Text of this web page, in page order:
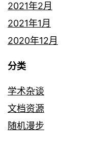
2021年2月
2021年1月
2020年12月
分类
学术杂谈
文档资源
随机漫步